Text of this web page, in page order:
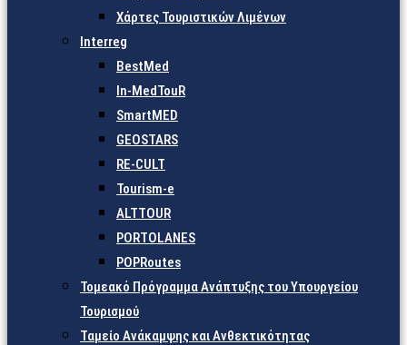
Χάρτες Τουριστικών Λιμένων
Interreg
BestMed
In-MedTouR
SmartMED
GEOSTARS
RE-CULT
Tourism-e
ALTTOUR
PORTOLANES
POPRoutes
Τομεακό Πρόγραμμα Ανάπτυξης του Υπουργείου
Τουρισμού
Ταμείο Ανάκαμψης και Ανθεκτικότητας